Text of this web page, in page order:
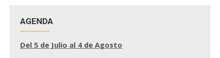
AGENDA
Del 5 de Julio al 4 de Agosto